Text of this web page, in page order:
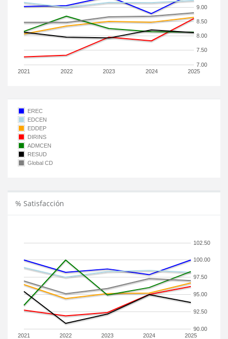
2021 2022 2023 2024 2025
7.00
7.50
8.00
8.50
9.00
EREC
EDCEN
EDDEP
DIRINS
ADMCEN
RESUD
Global CD
% Satisfacción
2021 2022 2023 2024 2025
90.00
92.50
95.00
97.50
100.00
102.50